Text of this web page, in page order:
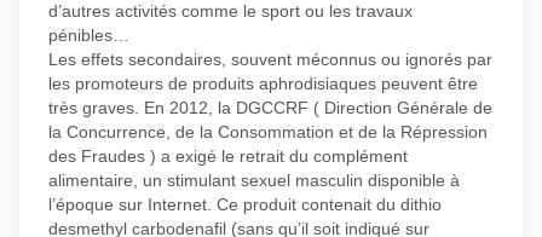
d’autres activités comme le sport ou les travaux
pénibles…
Les effets secondaires, souvent méconnus ou ignorés par
les promoteurs de produits aphrodisiaques peuvent être
très graves. En 2012, la DGCCRF ( Direction Générale de
la Concurrence, de la Consommation et de la Répression
des Fraudes ) a exigé le retrait du complément
alimentaire, un stimulant sexuel masculin disponible à
l’époque sur Internet. Ce produit contenait du dithio
desmethyl carbodenafil (sans qu’il soit indiqué sur